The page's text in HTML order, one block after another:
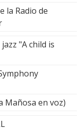
la Radio de
"A child is
Mañosa en voz)